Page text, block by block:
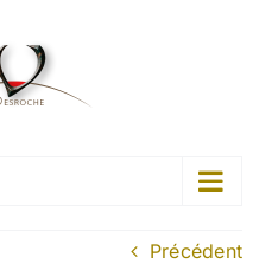
Précédent